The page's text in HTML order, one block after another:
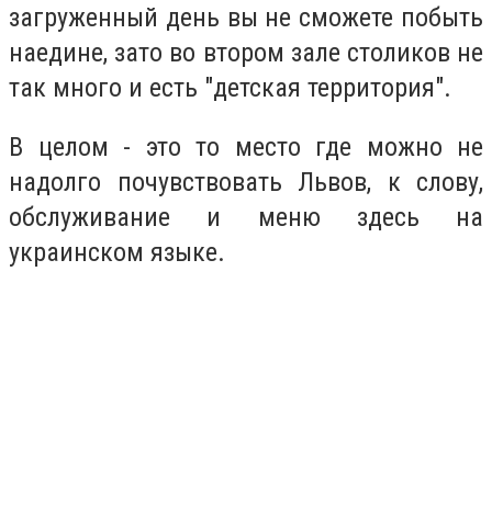
загруженный день вы не сможете побыть
наедине, зато во втором зале столиков не
так много и есть "детская территория".
В целом - это то место где можно не
надолго почувствовать Львов, к слову,
обслуживание и меню здесь на
украинском языке.